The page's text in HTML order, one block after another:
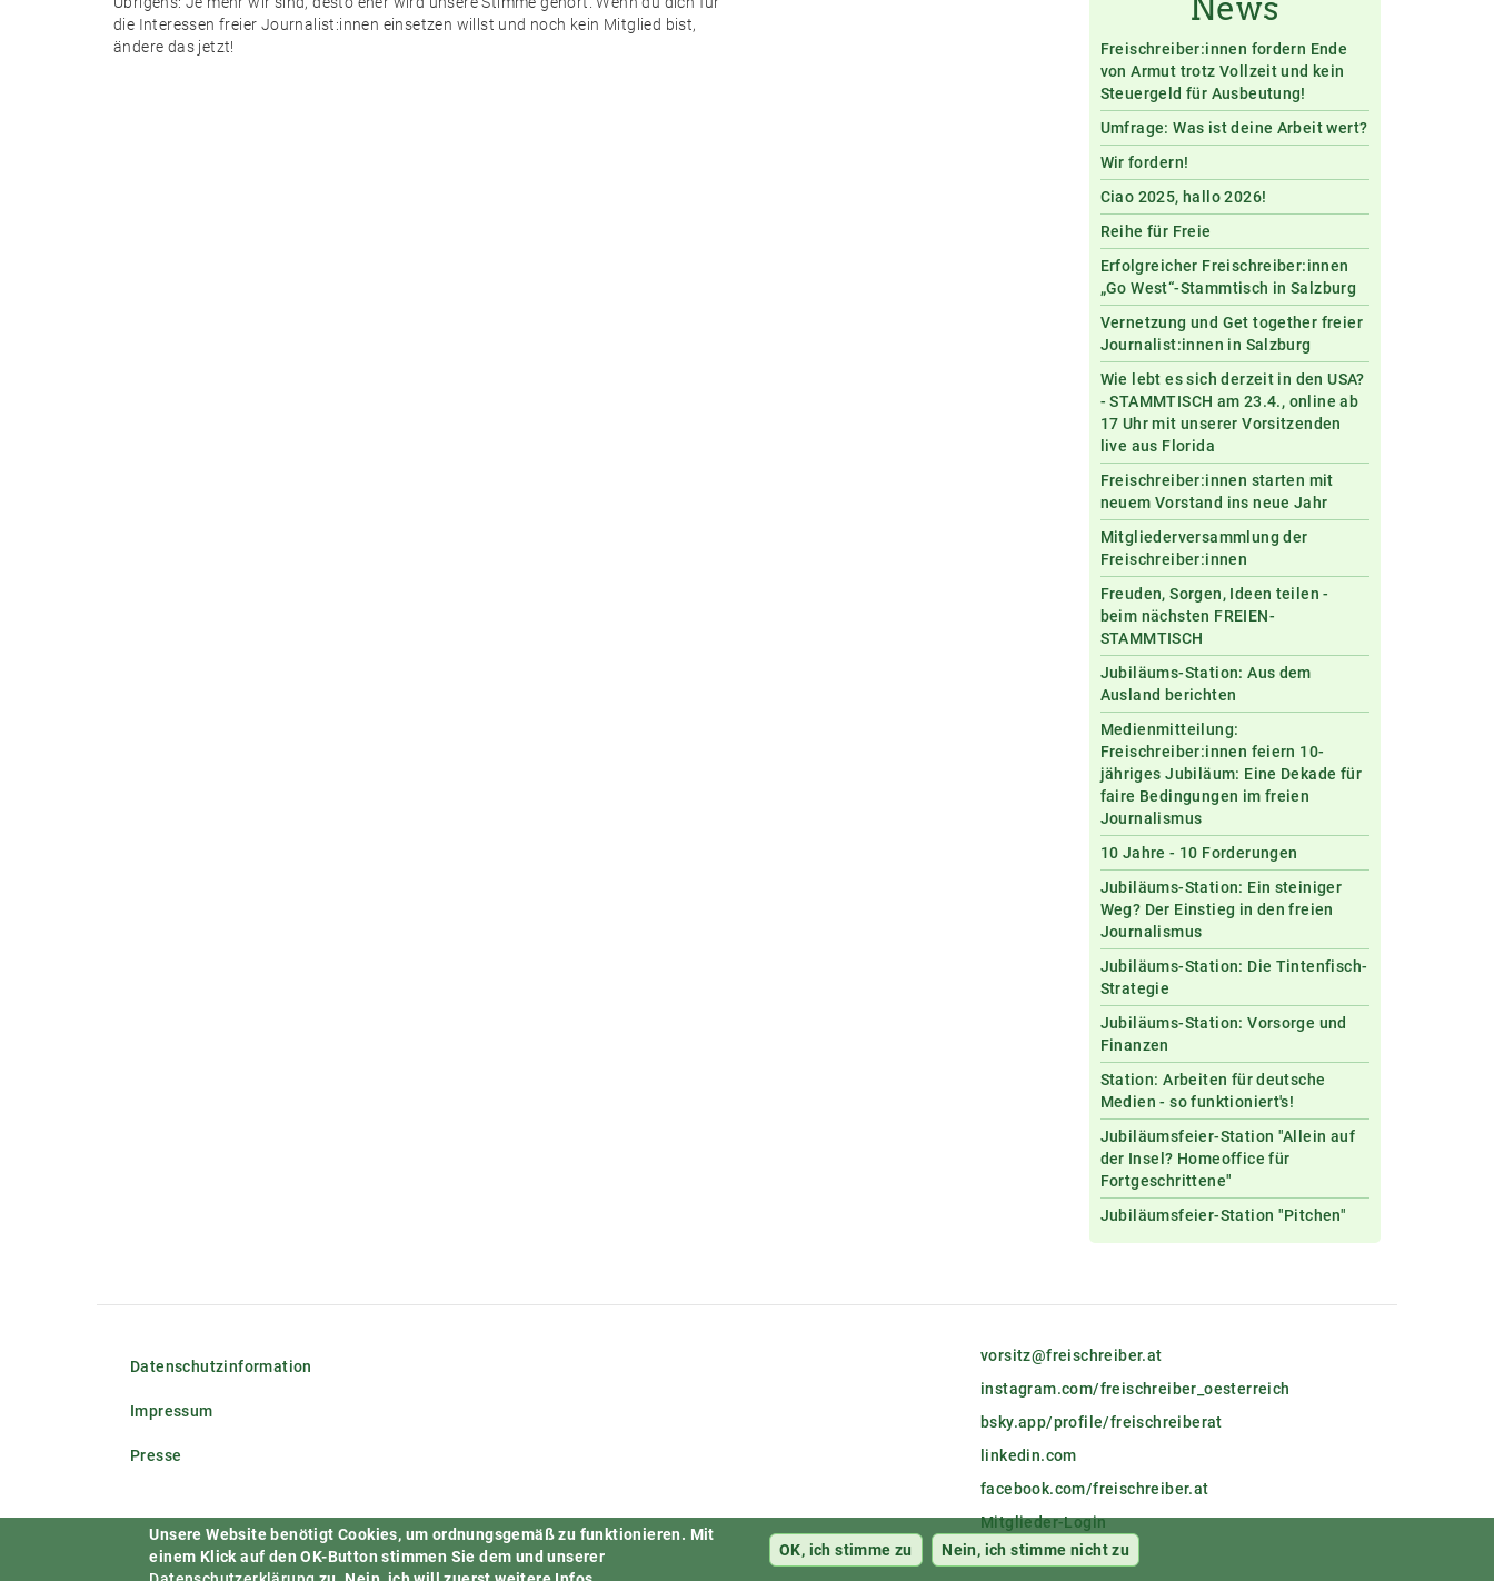
die Interessen freier Journalist:innen einsetzen willst und noch kein Mitglied bist,
ändere das jetzt!
Freischreiber:innen fordern Ende
von Armut trotz Vollzeit und kein
Steuergeld für Ausbeutung!
Umfrage: Was ist deine Arbeit wert?
Wir fordern!
Ciao 2025, hallo 2026!
Reihe für Freie
Erfolgreicher Freischreiber:innen
„Go West“-Stammtisch in Salzburg
Vernetzung und Get together freier
Journalist:innen in Salzburg
Wie lebt es sich derzeit in den USA?
- STAMMTISCH am 23.4., online ab
17 Uhr mit unserer Vorsitzenden
live aus Florida
Freischreiber:innen starten mit
neuem Vorstand ins neue Jahr
Mitgliederversammlung der
Freischreiber:innen
Freuden, Sorgen, Ideen teilen -
beim nächsten FREIEN-
STAMMTISCH
Jubiläums-Station: Aus dem
Ausland berichten
Medienmitteilung:
Freischreiber:innen feiern 10-
jähriges Jubiläum: Eine Dekade für
faire Bedingungen im freien
Journalismus
10 Jahre - 10 Forderungen
Jubiläums-Station: Ein steiniger
Weg? Der Einstieg in den freien
Journalismus
Jubiläums-Station: Die Tintenfisch-
Strategie
Jubiläums-Station: Vorsorge und
Finanzen
Station: Arbeiten für deutsche
Medien - so funktioniert's!
Jubiläumsfeier-Station "Allein auf
der Insel? Homeoffice für
Fortgeschrittene"
Jubiläumsfeier-Station "Pitchen"
Datenschutzinformation
Impressum
Presse
vorsitz@freischreiber.at
instagram.com/freischreiber_oesterreich
bsky.app/profile/freischreiberat
linkedin.com
facebook.com/freischreiber.at
Mitglieder-Login
Unsere Website benötigt Cookies, um ordnungsgemäß zu funktionieren. Mit
einem Klick auf den OK-Button stimmen Sie dem und unserer
OK, ich stimme zu Nein, ich stimme nicht zu